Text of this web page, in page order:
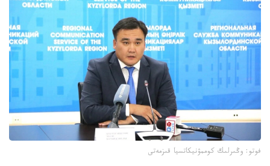
فوتو: وڭىرلىك كوممۋنيكاتسيا قىزمەتى